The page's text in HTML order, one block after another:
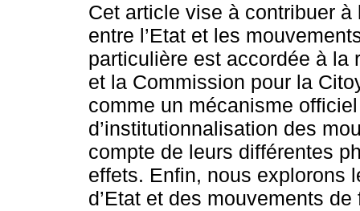
Cet article vise à contribuer
entre l’Etat et les
particulière est accordée à la
et la Commission pour la
comme un mécanisme
d’institutionnalisation des
compte de leurs différentes
effets. Enfin, nous explorons
d’Etat et des mouvements